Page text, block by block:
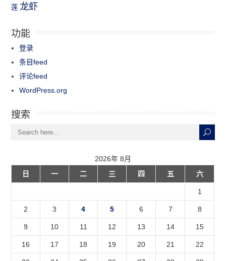
莲 龙虾
功能
登录
条目feed
评论feed
WordPress.org
搜索
2026年 8月
日
一 二 三 四 五 六
1
2 3 4 5 6 7 8
9 10 11 12 13 14 15
16 17 18 19 20 21 22